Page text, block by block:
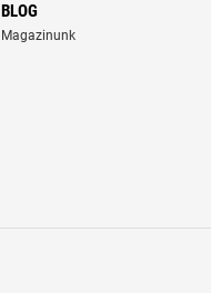
BLOG
Magazinunk